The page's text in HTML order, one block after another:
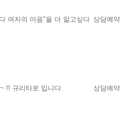
상담예약
여자의 마음"을 더 알고싶다
상담예약
!! 규리타로 입니다.